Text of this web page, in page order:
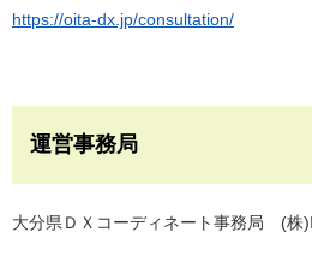
https://oita-dx.jp/consultation/
運営事務局
大分県ＤＸコーディネート事務局 (株